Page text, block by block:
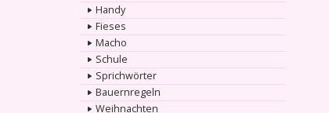
Handy
Fieses
Macho
Schule
Sprichwörter
Bauernregeln
Weihnachten